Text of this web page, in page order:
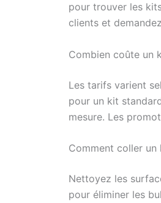
pour trouver les
clients et
Combien coûte un
Les tarifs varient
pour un kit
mesure. Les
Comment coller
Nettoyez les
pour éliminer les